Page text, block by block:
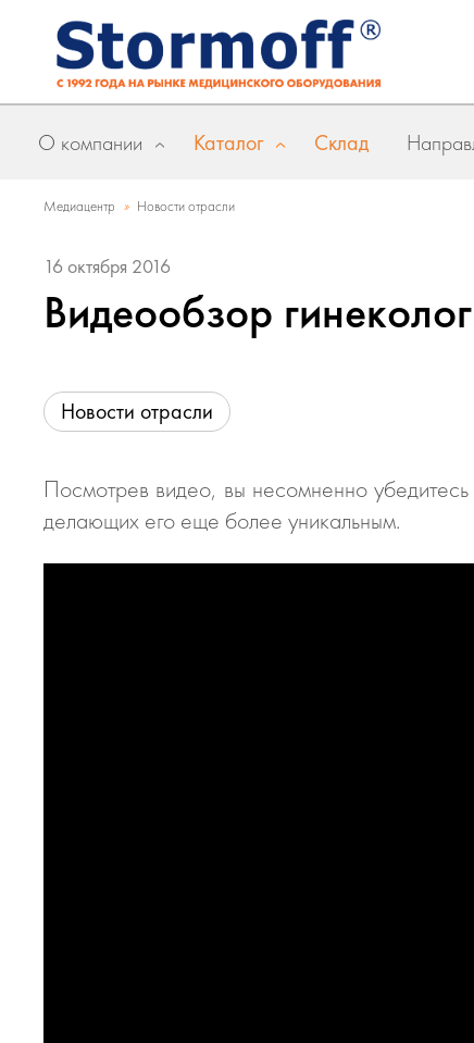
О компании Каталог Склад
Медиацентр » Новости отрасли
16 октября 2016
Видеообзор
Новости отрасли
Посмотрев видео, вы несомненно убедитесь
делающих его еще более уникальным.